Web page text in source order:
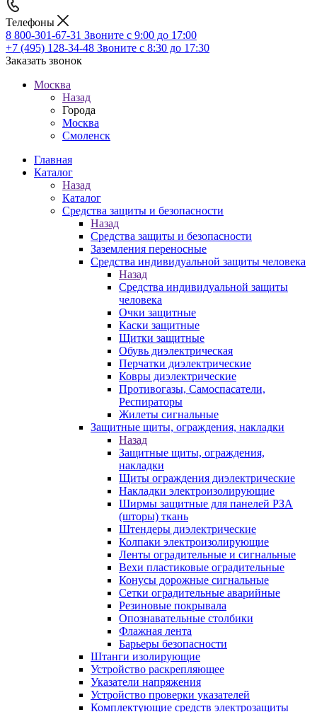
Телефоны
8 800-301-67-31 Звоните с 9:00 до 17:00
+7 (495) 128-34-48 Звоните с 8:30 до 17:30
Заказать звонок
Москва
Назад
Города
Москва
Смоленск
Главная
Каталог
Назад
Каталог
Средства защиты и безопасности
Назад
Средства защиты и безопасности
Заземления переносные
Средства индивидуальной защиты человека
Назад
Средства индивидуальной защиты
человека
Очки защитные
Каски защитные
Щитки защитные
Обувь диэлектрическая
Перчатки диэлектрические
Ковры диэлектрические
Противогазы, Самоспасатели,
Респираторы
Жилеты сигнальные
Защитные щиты, ограждения, накладки
Назад
Защитные щиты, ограждения,
накладки
Щиты ограждения диэлектрические
Накладки электроизолирующие
Ширмы защитные для панелей РЗА
(шторы) ткань
Штендеры диэлектрические
Колпаки электроизолирующие
Ленты оградительные и сигнальные
Вехи пластиковые оградительные
Конусы дорожные сигнальные
Сетки оградительные аварийные
Резиновые покрывала
Опознавательные столбики
Флажная лента
Барьеры безопасности
Штанги изолирующие
Устройство раскрепляющее
Указатели напряжения
Устройство проверки указателей
Комплектующие средств электрозащиты